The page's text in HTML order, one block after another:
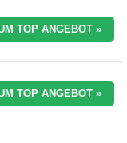
TOP ANGEBOT »
TOP ANGEBOT »